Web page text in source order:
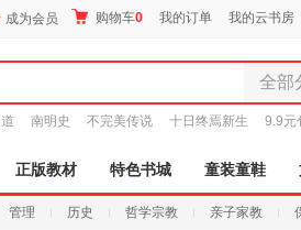
成为会员 购物车0 我的订单 我的云书房
全部
全部
图书
电子书
音像
南明史 不完美传说 十日终焉新生 9.9元
正版教材 特色书城 童装童鞋
管理 历史 哲学宗教 亲子家教